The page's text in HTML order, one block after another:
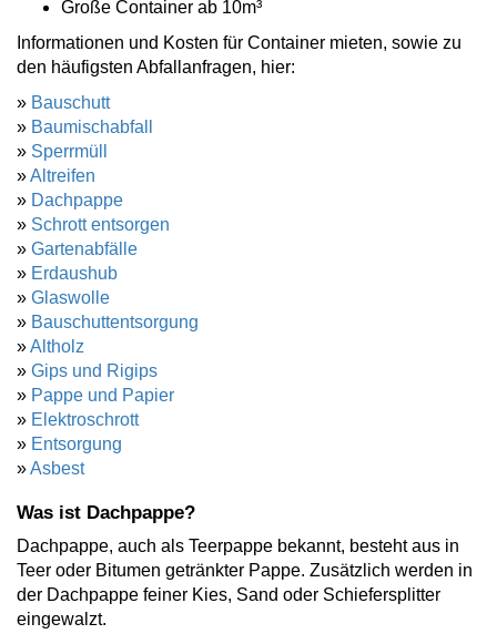
Große Container ab 10m³
Informationen und Kosten für Container mieten, sowie zu
den häufigsten Abfallanfragen, hier:
» Bauschutt
» Baumischabfall
» Sperrmüll
»Altreifen
» Dachpappe
» Schrott entsorgen
» Gartenabfälle
» Erdaushub
» Glaswolle
» Bauschuttentsorgung
»Altholz
» Gips und Rigips
» Pappe und Papier
» Elektroschrott
» Entsorgung
»Asbest
Was ist Dachpappe?
Dachpappe, auch als Teerpappe bekannt, besteht aus in
Teer oder Bitumen getränkter Pappe. Zusätzlich werden in
der Dachpappe feiner Kies, Sand oder Schiefersplitter
eingewalzt.